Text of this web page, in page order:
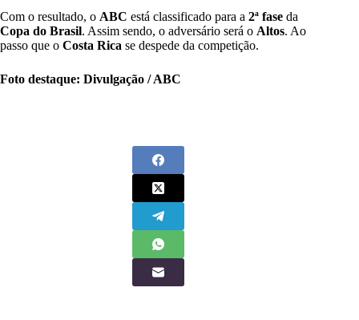
Com o resultado, o ABC está classificado para a 2ª fase da
Copa do Brasil. Assim sendo, o adversário será o Altos. Ao
passo que o Costa Rica se despede da competição.
Foto destaque: Divulgação / ABC